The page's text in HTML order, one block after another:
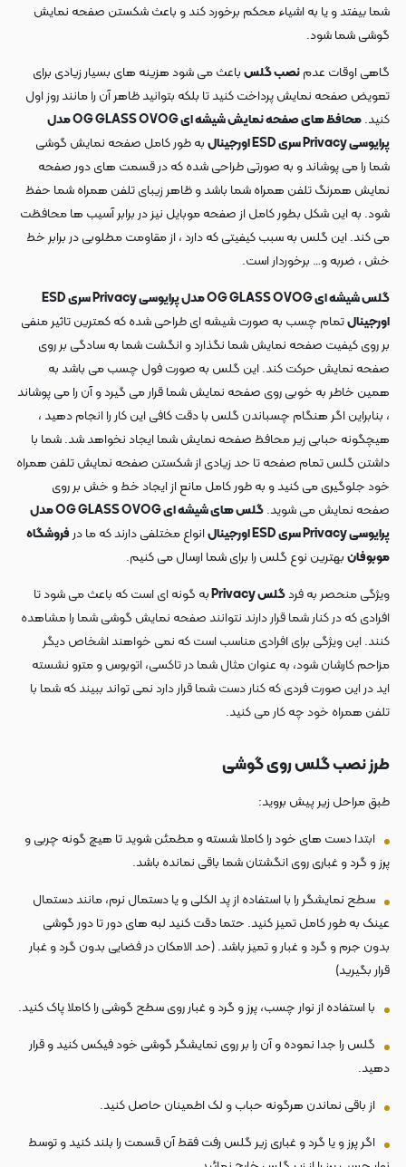
شما بیفتد و یا به اشیاء محکم برخورد کند و باعث شکستن صفحه نمایش
گوشی شما شود.
گاهی اوقات عدمنصب گلسباعث می شود هزینه های بسیار زیادی برای
تعویض صفحه نمایش پرداخت کنید تا بلکه بتوانید ظاهر آن را مانند روز اول
کنید.
محافظ های صفحه نمایش شیشه ای OG GLASS OVOG مدل
پرایوسی Privacy سری ESD اورجینال
به طور کامل صفحه نمایش گوشی
شما را می پوشاند و به صورتی طراحی شده که در قسمت های دور صفحه
نمایش همرنگ تلفن همراه شما باشد و ظاهر زیبای تلفن همراه شما حفظ
شود. به این شکل بطور کامل از صفحه موبایل نیز در برابر آسیب ها محافظت
می کند. این گلس به سبب کیفیتی که دارد ، از مقاومت مطلوبی در برابر خط
خش ، ضربه و… برخوردار است.
گلس شیشه ای OG GLASS OVOG مدل پرایوسی Privacy سری ESD
اورجینالتمام چسب به صورت شیشه ای طراحی شده که کمترین تاثیر منفی
بر روی کیفیت صفحه نمایش شما نگذارد و انگشت شما به سادگی بر روی
صفحه نمایش حرکت کند. این گلس به صورت فول چسب می باشد به
همین خاطر به خوبی روی صفحه نمایش شما قرار می گیرد و آن را می پوشاند
، بنابراین اگر هنگام چسباندن گلس با دقت کافی این کار را انجام دهید ،
هیچگونه حبابی زیر محافظ صفحه نمایش شما ایجاد نخواهد شد. شما با
داشتن گلس تمام صفحه تا حد زیادی از شکستن صفحه نمایش تلفن همراه
خود جلوگیری می کنید و به طور کامل مانع از ایجاد خط و خش بر روی
صفحه نمایش می شوید.
گلس های شیشه ای OG GLASS OVOG مدل
پرایوسی Privacy سری ESD اورجینال
انواع مختلفی دارند که ما درفروشگاه
موبوفانبهترین نوع گلس را برای شما ارسال می کنیم.
ویژگی منحصر به فردگلس Privacy
به گونه ای است که باعث می شود تا
افرادی که در کنار شما قرار دارند نتوانند صفحه نمایش گوشی شما را مشاهده
کنند. این ویژگی برای افرادی مناسب است که نمی خواهند اشخاص دیگر
مزاحم کارشان شود، به عنوان مثال شما در تاکسی، اتوبوس و مترو نشسته
اید در این صورت فردی که کنار دست شما قرار دارد نمی تواند ببیند که شما با
تلفن همراه خود چه کار می کنید.
طرز نصب گلس روی گوشی
طبق مراحل زیر پیش بروید:
ابتدا دست های خود را کاملا شسته و مطمئن شوید تا هیچ گونه چربی و
پرز و گرد و غباری روی انگشتان شما باقی نمانده باشد.
سطح نمایشگر را با استفاده از پد الکلی و یا دستمال نرم، مانند دستمال
عینک به طور کامل تمیز کنید. حتما دقت کنید لبه های دور تا دور گوشی
بدون جرم و گرد و غبار و تمیز باشد. (حد الامکان در فضایی بدون گرد و غبار
قرار بگیرید)
با استفاده از نوار چسب، پرز و گرد و غبار روی سطح گوشی را کاملا پاک کنید.
گلس را جدا نموده و آن را بر روی نمایشگر گوشی خود فیکس کنید و قرار
دهید.
از باقی نماندن هرگونه حباب و لک اطمینان حاصل کنید.
اگر پرز و یا گرد و غباری زیر گلس رفت فقط آن قسمت را بلند کنید و توسط